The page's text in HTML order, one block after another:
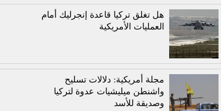
هل تغلق تركيا قاعدة إنجرليك أمام
العمليات الأمريكية
مجلة أمريكية: دلالات تسليح
واشنطن ميليشيات عدوة لتركيا
وصديقة للأسد